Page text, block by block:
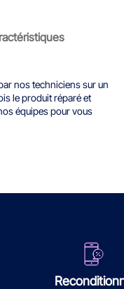
nos techniciens sur un
le produit réparé et
équipes pour vous